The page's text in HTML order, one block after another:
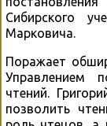
Сибирского
Марковича.
Поражает
Управлением
чтений.
позволить